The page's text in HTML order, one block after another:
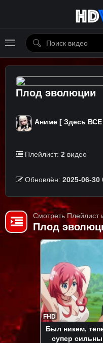
Плод эволюции
Аниме [ Здесь
Плейлист: 2 видео
Обновлён: 2025-06-30
Смотреть Плейлист
Плод
FHD
Был никем,
супер